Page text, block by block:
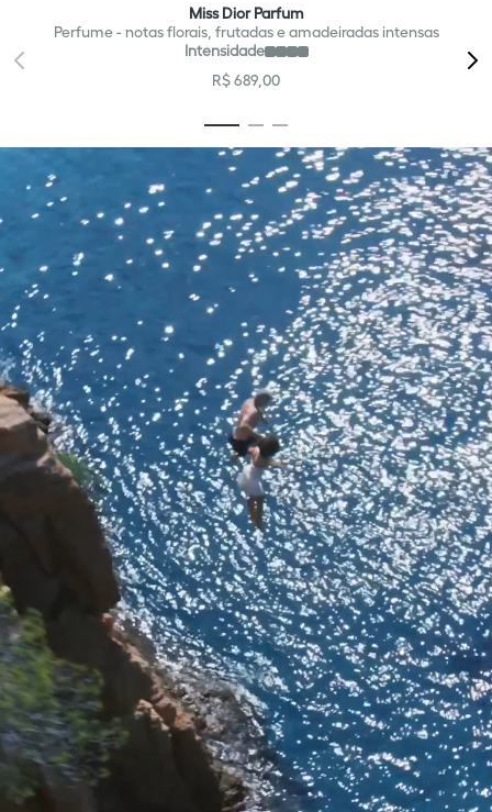
Miss Dior Parfum
Perfume - notas florais, frutadas e amadeiradas intensas
Intensidade
R$689,00